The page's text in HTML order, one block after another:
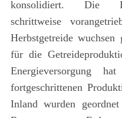
konsolidiert. Die
schrittweise
Herbstgetreide
für die
Energieversorgung
fortgeschrittenen
Inland wurden